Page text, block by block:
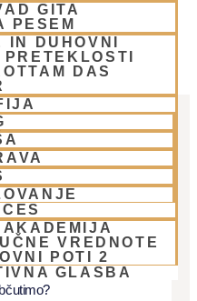
GITA
PESEM
IN DUHOVNI
DAS
VREDNOTE
POTI 2
GLASBA
obstaja več, kot le to,